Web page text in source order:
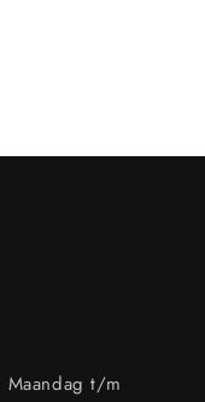
Maandag t/m